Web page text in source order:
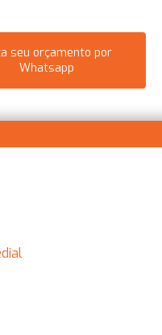
seu orçamento por
Whatsapp